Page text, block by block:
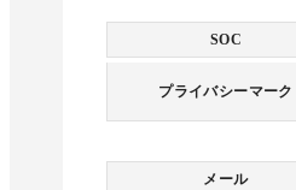
SOC
プライバシーマーク
メール